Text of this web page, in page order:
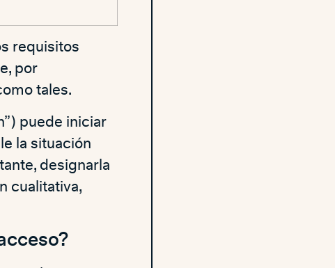
requisitos
por
tales.
puede iniciar
la situación
designarla
cualitativa,